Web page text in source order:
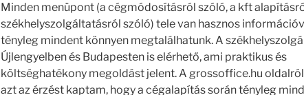
Minden menüpont (a cégmódosításról szóló, a kft
székhelyszolgáltatásról szóló) tele van hasznos
tényleg mindent könnyen megtalálhatunk. A
Újlengyelben és Budapesten is elérhető, ami praktikus és
költséghatékony megoldást jelent. A grossoffice.hu
azt az érzést kaptam, hogy a cégalapítás során tényleg